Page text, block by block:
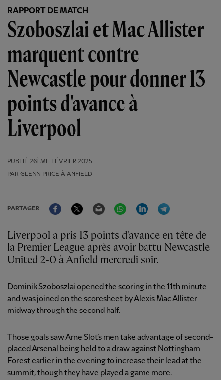
RAPPORT DE MATCH
Szoboszlai et Mac Allister
marquent contre
Newcastle pour donner 13
points d'avance à
Liverpool
PUBLIÉ 26ÈME FÉVRIER 2025
PAR GLENN PRICE À ANFIELD
PARTAGER
FacebookTwitter Email WhatsAppLinkedIn
Liverpool a pris 13 points d'avance en tête de
la Premier League après avoir battu Newcastle
United 2-0 à Anfield mercredi soir.
Dominik Szoboszlai opened the scoring in the 11th minute
and was joined on the scoresheet by Alexis Mac Allister
midway through the second half.
Those goals saw Arne Slot’s men take advantage of second-
placed Arsenal being held to a draw against Nottingham
Forest earlier in the evening to increase their lead at the
summit, though they have played a game more.